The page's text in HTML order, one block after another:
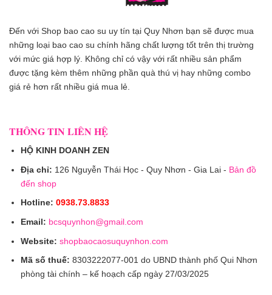
Đến với Shop bao cao su uy tín tại Quy Nhơn bạn sẽ được mua
những loại bao cao su chính hãng chất lượng tốt trên thị trường
với mức giá hợp lý. Không chỉ có vậy với rất nhiều sản phẩm
được tặng kèm thêm những phần quà thú vị hay những combo
giá rẻ hơn rất nhiều giá mua lẻ.
THÔNG TIN LIÊN HỆ
HỘ KINH DOANH ZEN
Địa chỉ: 126 Nguyễn Thái Học - Quy Nhơn - Gia Lai - Bản đồ
đến shop
Hotline: 0938.73.8833
Email: bcsquynhon@gmail.com
Website: shopbaocaosuquynhon.com
Mã số thuế: 8303222077-001 do UBND thành phố Qui Nhơn
phòng tài chính – kế hoạch cấp ngày 27/03/2025